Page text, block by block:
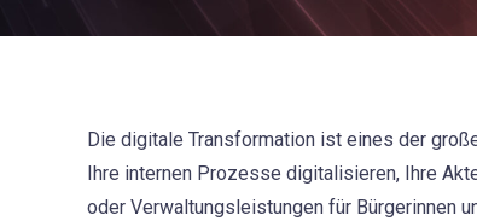
Die digitale Transformation ist eines der
Ihre internen Prozesse digitalisieren, Ihre
oder Verwaltungsleistungen für Bürgerinnen